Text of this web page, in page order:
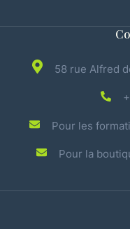
58 rue Alfred
Pour les
Pour la